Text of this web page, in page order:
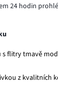
24 hodin
s flitry tmavě
z kvalitních